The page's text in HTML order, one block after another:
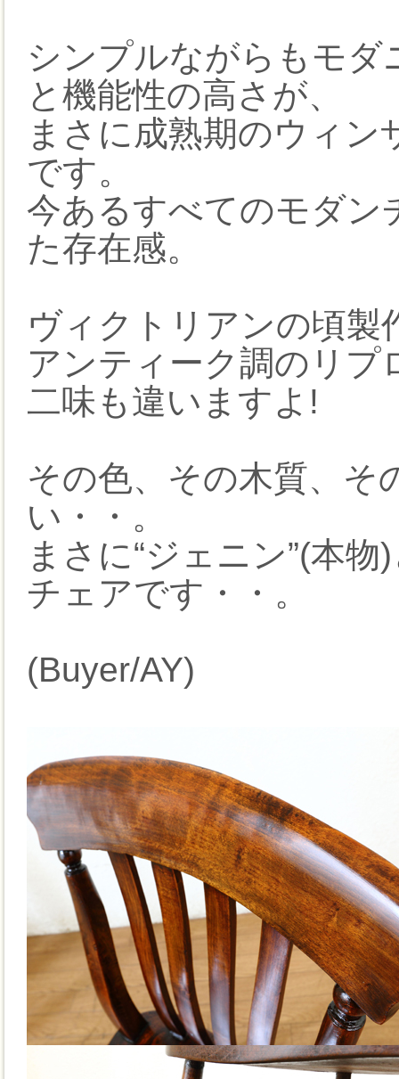
シンプルながらもモ
と機能性の高さが、
まさに成熟期のウィ
です。
今あるすべてのモダン
た存在感。
ヴィクトリアンの頃製
アンティーク調のリ
二味も違いますよ!
その色、その木質、そ
い・・。
まさに“ジェニン”(本
チェアです・・。
(Buyer/AY)